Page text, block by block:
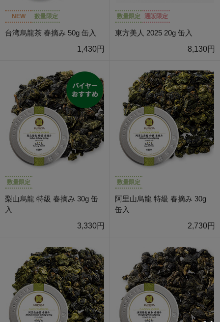
NEW 数量限定
台湾烏龍茶 春摘み 50g 缶入
1,430円
数量限定 通販限定
東方美人 2025 20g 缶入
8,130円
数量限定
梨山烏龍 特級 春摘み 30g 缶
入
3,330円
数量限定
阿里山烏龍 特級 春摘み 30g
缶入
2,730円